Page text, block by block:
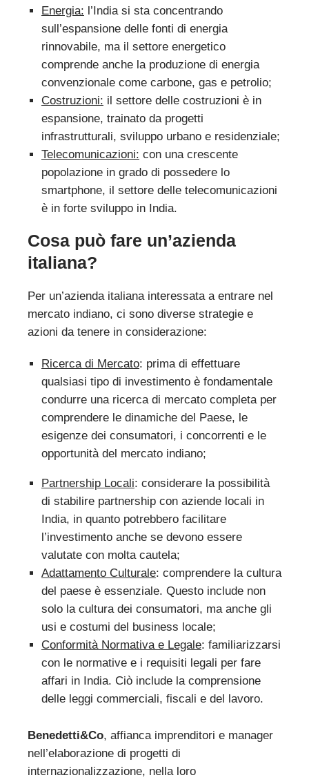
Energia: l’India si sta concentrando
sull’espansione delle fonti di energia
rinnovabile, ma il settore energetico
comprende anche la produzione di energia
convenzionale come carbone, gas e petrolio;
Costruzioni: il settore delle costruzioni è in
espansione, trainato da progetti
infrastrutturali, sviluppo urbano e residenziale;
Telecomunicazioni: con una crescente
popolazione in grado di possedere lo
smartphone, il settore delle telecomunicazioni
è in forte sviluppo in India.
Cosa può fare un’azienda
italiana?
Per un’azienda italiana interessata a entrare nel
mercato indiano, ci sono diverse strategie e
azioni da tenere in considerazione:
Ricerca di Mercato: prima di effettuare
qualsiasi tipo di investimento è fondamentale
condurre una ricerca di mercato completa per
comprendere le dinamiche del Paese, le
esigenze dei consumatori, i concorrenti e le
opportunità del mercato indiano;
Partnership Locali: considerare la possibilità
di stabilire partnership con aziende locali in
India, in quanto potrebbero facilitare
l’investimento anche se devono essere
valutate con molta cautela;
Adattamento Culturale: comprendere la cultura
del paese è essenziale. Questo include non
solo la cultura dei consumatori, ma anche gli
usi e costumi del business locale;
Conformità Normativa e Legale: familiarizzarsi
con le normative e i requisiti legali per fare
affari in India. Ciò include la comprensione
delle leggi commerciali, fiscali e del lavoro.
Benedetti&Co, affianca imprenditori e manager
nell’elaborazione di progetti di
internazionalizzazione, nella loro